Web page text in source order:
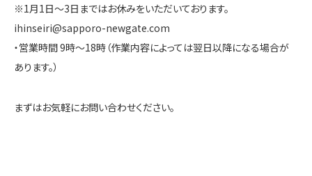
※1月1日～3日まではお休みをいただいております。
ihinseiri@sapporo-newgate.com
・営業時間 9時～18時（作業内容によっては翌日以降になる場合が
あります。）
まずはお気軽にお問い合わせください。